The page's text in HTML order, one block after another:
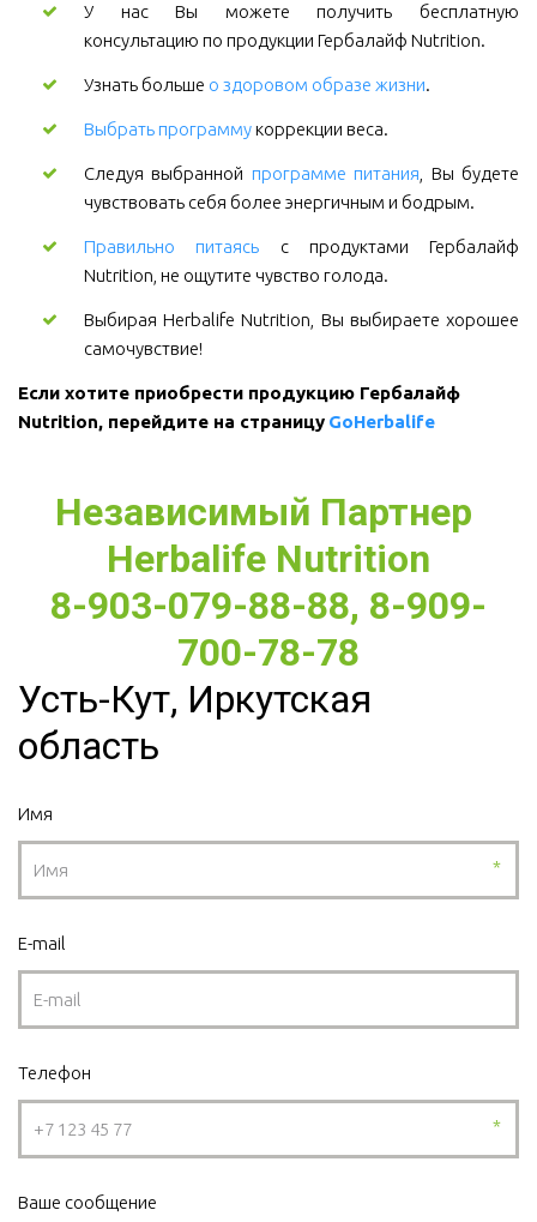
У нас Вы можете получить бесплатную
консультацию по продукции Гербалайф Nutrition.
Узнать больше о здоровом образе жизни.
Выбрать программукоррекции веса.
Следуя выбранной программе питания , Вы будете
чувствовать себя более энергичным и бодрым.
Правильно питаясь с продуктами Гербалайф
Nutrition, не ощутите чувство голода.
Выбирая Herbalife Nutrition, Вы выбираете хорошее
самочувствие!
Если хотите приобрести продукцию Гербалайф
Nutrition, перейдите на страницу GoHerbalife
Независимый Партнер
Herbalife Nutrition
8-903-079-88-88, 8-909-
700-78-78
Усть-Кут, Иркутская
область
Имя
*
E-mail
Телефон
*
Ваше сообщение